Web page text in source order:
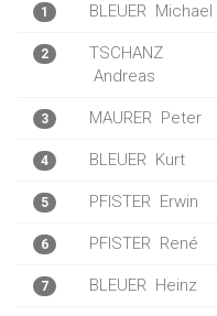
1 BLEUER Michael
2
TSCHANZ
Andreas
3 MAURER Peter
4 BLEUER Kurt
5 PFISTER Erwin
6 PFISTER René
7 BLEUER Heinz